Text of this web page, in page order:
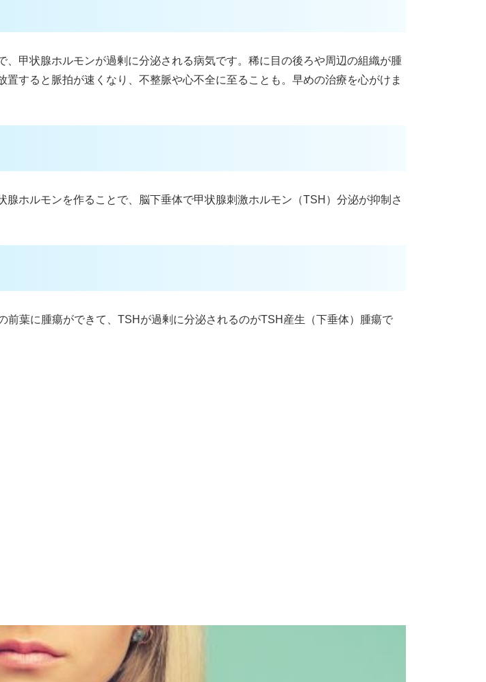
甲状腺ホルモンが過剰に分泌される病気です。稀に目の後ろや周辺の組織が腫
すると脈拍が速くなり、不整脈や心不全に至ることも。早めの治療を心がけま
ホルモンを作ることで、脳下垂体で甲状腺刺激ホルモン（TSH）分泌が抑制さ
葉に腫瘍ができて、TSHが過剰に分泌されるのがTSH産生（下垂体）腫瘍で